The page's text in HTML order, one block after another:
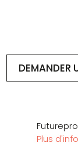
DEMANDER
Plus d'info